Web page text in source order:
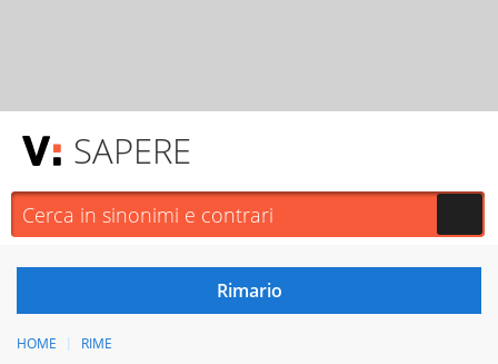
SAPERE
HOME RIME